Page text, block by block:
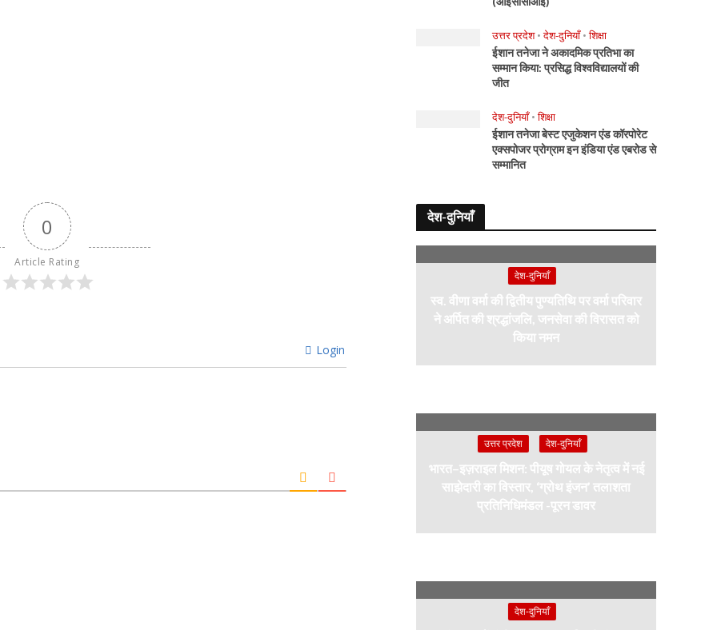
0
Article Rating
Login
उत्तर प्रदेश • देश-दुनियाँ • शिक्षा
ईशान तनेजा ने अकादमिक प्रतिभा का
सम्मान किया: प्रसिद्ध विश्वविद्यालयों की
जीत
देश-दुनियाँ • शिक्षा
ईशान तनेजा बेस्ट एजुकेशन एंड कॉरपोरेट
एक्सपोजर प्रोग्राम इन इंडिया एंड एबरोड से
सम्मानित
देश-दुनियाँ
देश-दुनियाँ
स्व. वीणा वर्मा की द्वितीय पुण्यतिथि पर वर्मा परिवार
ने अर्पित की श्रद्धांजलि, जनसेवा की विरासत को
किया नमन
उत्तर प्रदेश देश-दुनियाँ
भारत–इज़राइल मिशन: पीयूष गोयल के नेतृत्व में नई
साझेदारी का विस्तार, ‘ग्रोथ इंजन’ तलाशता
प्रतिनिधिमंडल -पूरन डावर
देश-दुनियाँ